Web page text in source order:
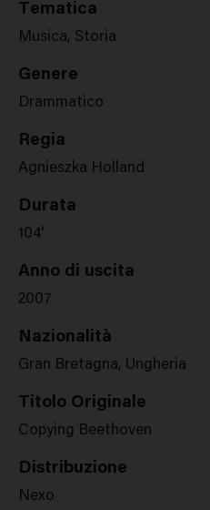
Tematica
Musica, Storia
Genere
Drammatico
Regia
Agnieszka Holland
Durata
104'
Anno di uscita
2007
Nazionalità
Gran Bretagna, Ungheria
Titolo Originale
Copying Beethoven
Distribuzione
Nexo